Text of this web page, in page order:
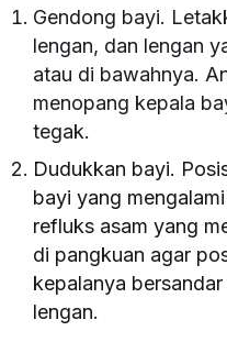
Gendong bayi.
lengan, dan lengan
atau di bawahnya.
menopang kepala
tegak.
Dudukkan bayi.
bayi yang
refluks asam yang
di pangkuan agar
kepalanya
lengan.